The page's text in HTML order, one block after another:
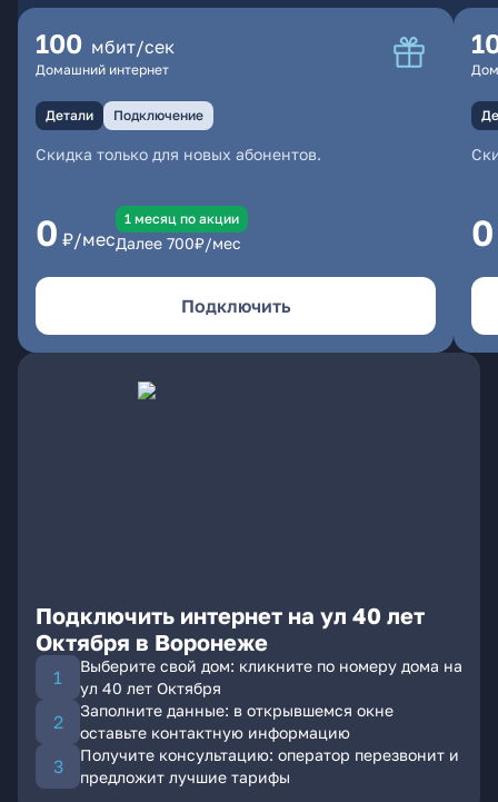
100 мбит/сек
Домашний интернет
Детали Подключение
Скидка только для новых абонентов.
0 ₽/мес
1 месяц по акции
Далее 700₽/мес
Подключить
0
Подключить интернет на ул 40 лет
Октября в Воронеже
Выберите свой дом: кликните по номеру дома на
ул 40 лет Октября
Заполните данные: в открывшемся окне
оставьте контактную информацию
Получите консультацию: оператор перезвонит и
предложит лучшие тарифы